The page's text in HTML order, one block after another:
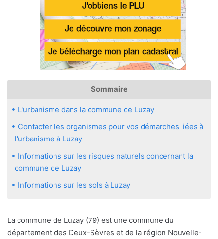
Sommaire
L'urbanisme dans la commune de Luzay
Contacter les organismes pour vos démarches liées à
l'urbanisme à Luzay
Informations sur les risques naturels concernant la
commune de Luzay
Informations sur les sols à Luzay
La commune de Luzay (79) est une commune du
département des Deux-Sèvres et de la région Nouvelle-